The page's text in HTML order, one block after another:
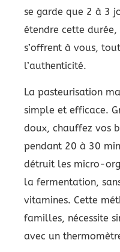
se garde que 2 à 3
étendre cette
s’offrent à vous,
l’authenticité.
La pasteurisation
simple et efficace.
doux, chauffez vos
pendant 20 à 30
détruit les micro-
la fermentation,
vitamines. Cette
familles, nécessite
avec un